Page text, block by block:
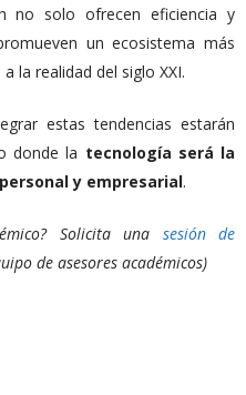
no solo ofrecen eficiencia y
un ecosistema más
la realidad del siglo XXI.
estas tendencias estarán
donde la tecnología será la
y empresarial.
Solicita una sesión de
de asesores académicos)